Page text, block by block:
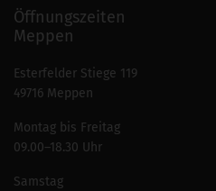
Öffnungszeiten
Meppen
Esterfelder Stiege 119
49716 Meppen
Montag bis Freitag
09.00–18.30 Uhr
Samstag